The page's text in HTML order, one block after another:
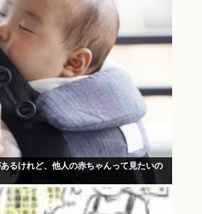
るけれど、他人の赤ちゃんって見たいの